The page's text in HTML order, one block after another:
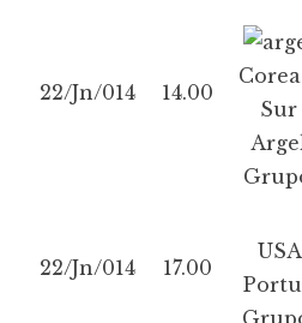
22/Jn/014 14.00
Sur
22/Jn/014 17.00